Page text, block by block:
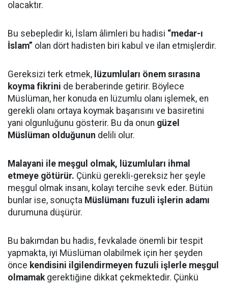
olacaktır.
Bu sebepledir ki, İslam âlimleri bu hadisi “medar-ı
İslam” olan dört hadisten biri kabul ve ilan etmişlerdir.
Gereksizi terk etmek, lüzumluları önem sırasına
koyma fikrini de beraberinde getirir. Böylece
Müslüman, her konuda en lüzumlu olanı işlemek, en
gerekli olanı ortaya koymak başarısını ve basiretini
yani olgunluğunu gösterir. Bu da onun güzel
Müslüman olduğunun delili olur.
Malayani ile meşgul olmak, lüzumluları ihmal
etmeye götürür. Çünkü gerekli-gereksiz her şeyle
meşgul olmak insanı, kolayı tercihe sevk eder. Bütün
bunlar ise, sonuçta Müslümanı fuzuli işlerin adamı
durumuna düşürür.
Bu bakımdan bu hadis, fevkalade önemli bir tespit
yapmakta, iyi Müslüman olabilmek için her şeyden
önce kendisini ilgilendirmeyen fuzuli işlerle meşgul
olmamakgerektiğine dikkat çekmektedir. Çünkü